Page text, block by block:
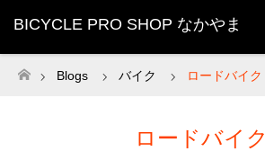
BICYCLE PRO SHOP なかやま
ホーム
Blogs バイク ロードバイク
ロードバイク